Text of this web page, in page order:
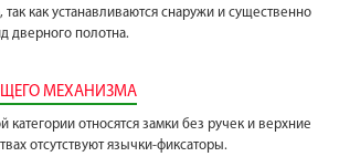
так как устанавливаются снаружи и существенно
дверного полотна.
МЕХАНИЗМА
категории относятся замки без ручек и верхние
отсутствуют язычки-фиксаторы.